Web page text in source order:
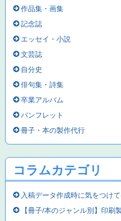
作品集・画集
記念誌
エッセイ・小説
文芸誌
自分史
俳句集・詩集
卒業アルバム
パンフレット
冊子・本の製作代行
コラムカテゴリ
入稿データ作成時に気をつけ
【冊子/本のジャンル別】印刷